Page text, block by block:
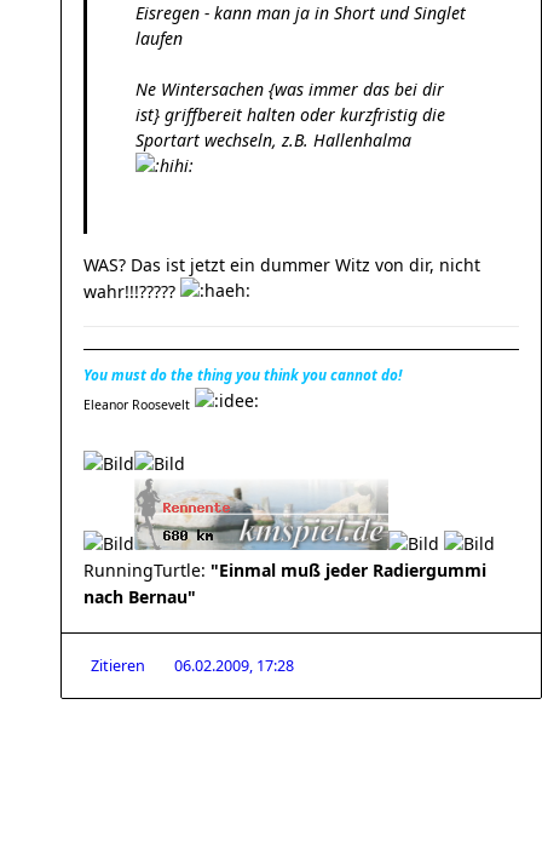
Eisregen - kann man ja in Short und Singlet
laufen
Ne Wintersachen {was immer das bei dir
ist} griffbereit halten oder kurzfristig die
Sportart wechseln, z.B. Hallenhalma
WAS? Das ist jetzt ein dummer Witz von dir, nicht
wahr!!!?????
You must do the thing you think you cannot do!
Eleanor Roosevelt
RunningTurtle: "Einmal muß jeder Radiergummi
nach Bernau"
Zitieren 06.02.2009, 17:28